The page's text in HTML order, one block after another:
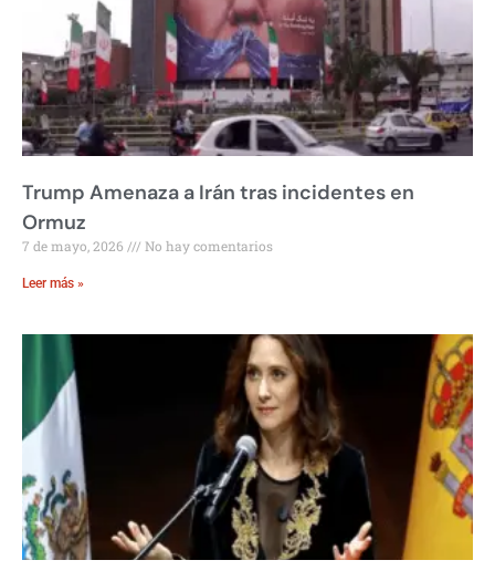
Trump Amenaza a Irán tras incidentes en
Ormuz
7 de mayo, 2026 No hay comentarios
Leer más »